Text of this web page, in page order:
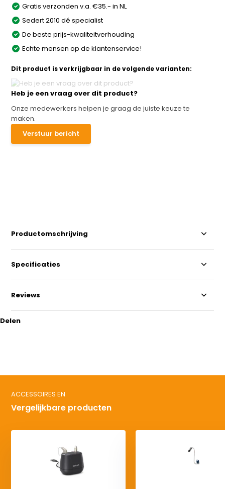
Gratis verzonden v.a. €35.- in NL
Sedert 2010 dé specialist
De beste prijs-kwaliteitverhouding
Echte mensen op de klantenservice!
Dit product is verkrijgbaar in de volgende varianten:
Heb je een vraag over dit product?
Onze medewerkers helpen je graag de juiste keuze te
maken.
Verstuur bericht
Productomschrijving
Specificaties
Reviews
Delen
ACCESSOIRES EN
Vergelijkbare producten